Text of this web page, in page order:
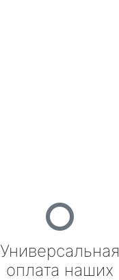
Универсальная
оплата наших